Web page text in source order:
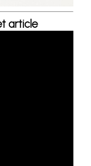
article